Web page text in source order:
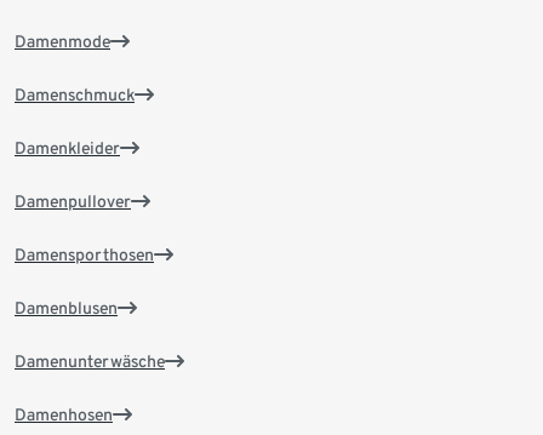
Damenmode
Damenschmuck
Damenkleider
Damenpullover
Damensporthosen
Damenblusen
Damenunterwäsche
Damenhosen